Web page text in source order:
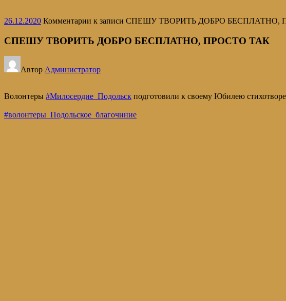
26.12.2020 Комментарии к записи СПЕШУ ТВОРИТЬ ДОБРО БЕСПЛАТНО,
СПЕШУ ТВОРИТЬ ДОБРО БЕСПЛАТНО, ПРОСТО ТАК
Автор Администратор
Волонтеры #Милосердие_Подольск подготовили к своему Юбилею
#волонтеры_Подольское_благочиние